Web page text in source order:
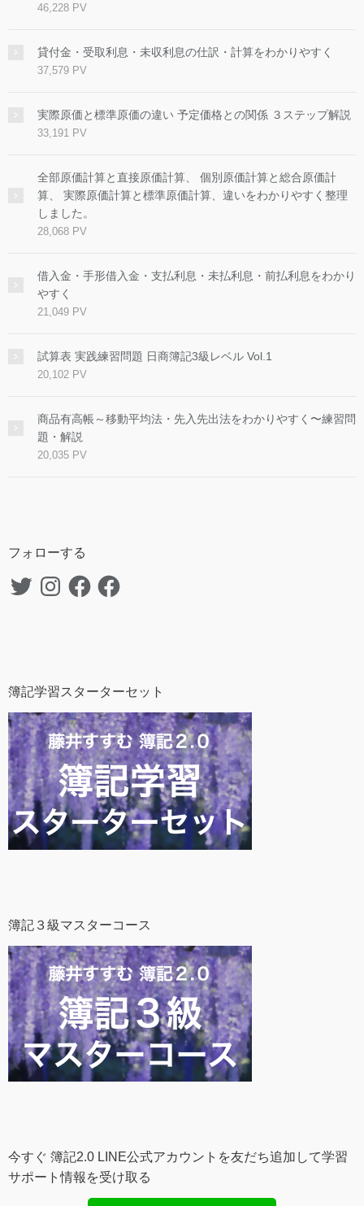
46,228 PV
貸付金・受取利息・未収利息の仕訳・計算をわかりやすく
37,579 PV
実際原価と標準原価の違い 予定価格との関係 ３ステップ解説
33,191 PV
全部原価計算と直接原価計算、 個別原価計算と総合原価計
算、 実際原価計算と標準原価計算、違いをわかりやすく整理
しました。
28,068 PV
借入金・手形借入金・支払利息・未払利息・前払利息をわかり
やすく
21,049 PV
試算表 実践練習問題 日商簿記3級レベル Vol.1
20,102 PV
商品有高帳～移動平均法・先入先出法をわかりやすく〜練習問
題・解説
20,035 PV
フォローする
TwitterInstagramFacebookFacebook
簿記学習スターターセット
簿記３級マスターコース
今すぐ 簿記2.0 LINE公式アカウントを友だち追加して学習
サポート情報を受け取る